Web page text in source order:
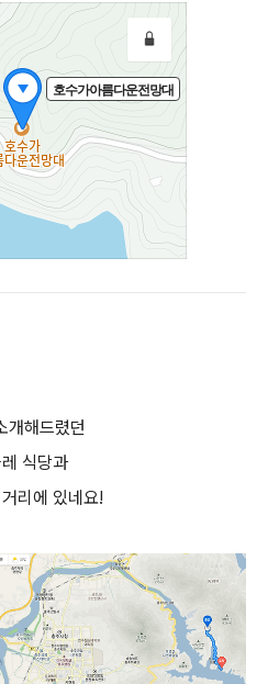
개해드렸던
식당과
리에 있네요!